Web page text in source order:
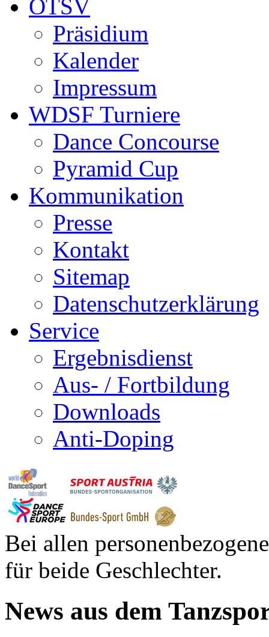
ÖTSV
Präsidium
Kalender
Impressum
WDSF Turniere
Dance Concourse
Pyramid Cup
Kommunikation
Presse
Kontakt
Sitemap
Datenschutzerklärung
Service
Ergebnisdienst
Aus- / Fortbildung
Downloads
Anti-Doping
Bei allen
für beide Geschlechter.
News aus dem